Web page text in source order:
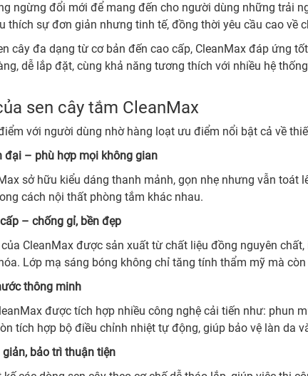
ngừng đổi mới để mang đến cho người dùng những trải
thích sự đơn giản nhưng tinh tế, đồng thời yêu cầu cao về
cây đa dạng từ cơ bản đến cao cấp, CleanMax đáp ứng
dễ lắp đặt, cùng khả năng tương thích với nhiều hệ
sen cây tắm CleanMax
với người dùng nhờ hàng loạt ưu điểm nổi bật cả về
đại – phù hợp mọi không gian
sở hữu kiểu dáng thanh mảnh, gọn nhẹ nhưng vẫn
cách nội thất phòng tắm khác nhau.
– chống gỉ, bền đẹp
CleanMax được sản xuất từ chất liệu đồng nguyên
Lớp mạ sáng bóng không chỉ tăng tính thẩm mỹ mà
thông minh
được tích hợp nhiều công nghệ cải tiến như: phun
tích hợp bộ điều chỉnh nhiệt tự động, giúp bảo vệ làn da
bảo trì thuận tiện